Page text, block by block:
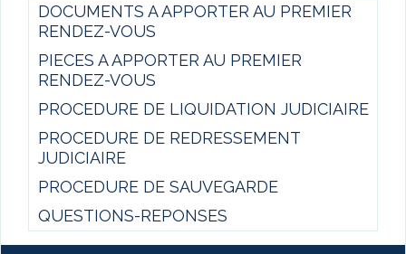
DOCUMENTS A APPORTER AU PREMIER
RENDEZ-VOUS
PIECES A APPORTER AU PREMIER
RENDEZ-VOUS
PROCEDURE DE LIQUIDATION JUDICIAIRE
PROCEDURE DE REDRESSEMENT
JUDICIAIRE
PROCEDURE DE SAUVEGARDE
QUESTIONS-REPONSES